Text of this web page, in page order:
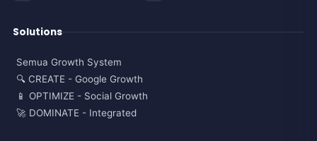
Solutions
Semua Growth System
🔍 CREATE - Google Growth
📱 OPTIMIZE - Social Growth
🚀 DOMINATE - Integrated